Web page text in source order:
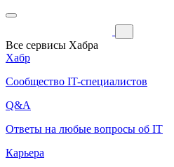
Все сервисы Хабра
Хабр
Сообщество IT-специалистов
Q&A
Ответы на любые вопросы об IT
Карьера